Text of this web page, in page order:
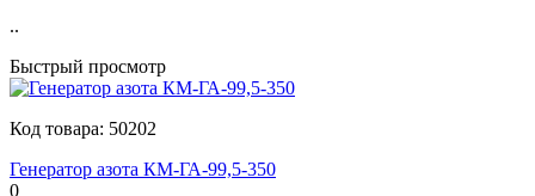
..
Быстрый просмотр
Код товара: 50202
Генератор азота КМ-ГА-99,5-350
0